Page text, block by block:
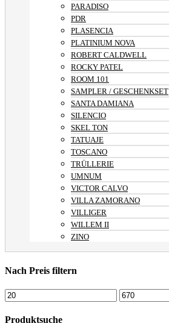
PARADISO
PDR
PLASENCIA
PLATINIUM NOVA
ROBERT CALDWELL
ROCKY PATEL
ROOM 101
SAMPLER / GESCHENKSET
SANTA DAMIANA
SILENCIO
SKEL TON
TATUAJE
TOSCANO
TRÜLLERIE
UMNUM
VICTOR CALVO
VILLA ZAMORANO
VILLIGER
WILLEM II
ZINO
Nach Preis filtern
Min.
Preis
Max.
Preis
Produktsuche